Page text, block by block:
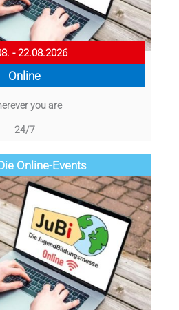
- 22.08.2026
Online
you are
24/7
Online-Events